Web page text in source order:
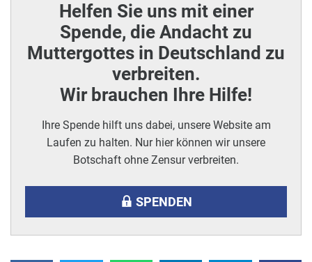
Helfen Sie uns mit einer
Spende, die Andacht zu
Muttergottes in Deutschland zu
verbreiten.
Wir brauchen Ihre Hilfe!
Ihre Spende hilft uns dabei, unsere Website am
Laufen zu halten. Nur hier können wir unsere
Botschaft ohne Zensur verbreiten.
SPENDEN